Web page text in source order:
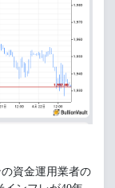
資金運用業者の